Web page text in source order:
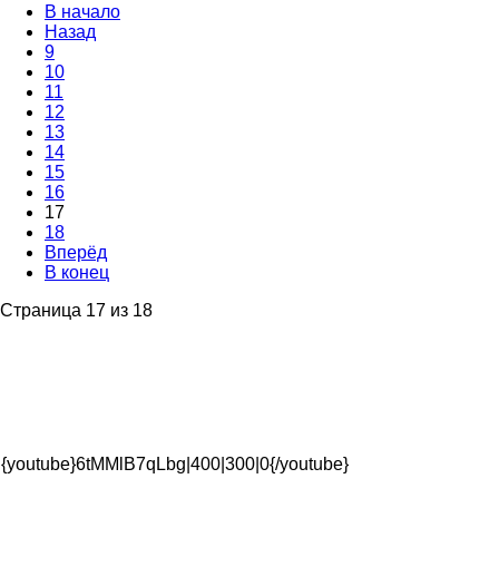
В начало
Назад
9
10
11
12
13
14
15
16
17
18
Вперёд
В конец
Страница 17 из 18
{youtube}6tMMlB7qLbg|400|300|0{/youtube}